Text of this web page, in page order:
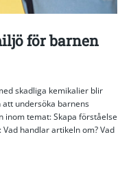
för barnen
skadliga kemikalier blir
att undersöka barnens
inom temat: Skapa förståelse
handlar artikeln om? Vad